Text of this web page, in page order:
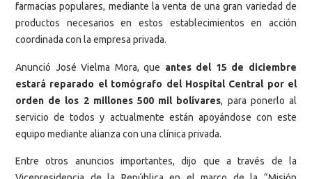
farmacias populares, mediante la venta de una gran variedad de
productos necesarios en estos establecimientos en acción
coordinada con la empresa privada.
Anunció José Vielma Mora, que antes del 15 de diciembre
estará reparado el tomógrafo del Hospital Central por el
orden de los 2 millones 500 mil bolívares, para ponerlo al
servicio de todos y actualmente están apoyándose con este
equipo mediante alianza con una clínica privada.
Entre otros anuncios importantes, dijo que a través de la